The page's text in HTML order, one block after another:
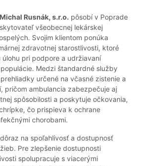
Rusnák, s.r.o. pôsobí v Poprade
všeobecnej lekárskej
Svojim klientom ponúka
zdravotnej starostlivosti, ktoré
úlohu pri podpore a udržiavaní
Medzi štandardné služby
určené na včasné zistenie a
pričom ambulancia zabezpečuje aj
spôsobilosti a poskytuje očkovania,
čo prispieva k ochrane
chorobami.
na spoľahlivosť a dostupnosť
Pre zlepšenie dostupnosti
spolupracuje s viacerými